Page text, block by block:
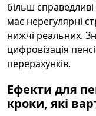
більш
має нерегулярні
нижчі реальних.
цифровізація
перерахунків.
Ефекти для
кроки, які